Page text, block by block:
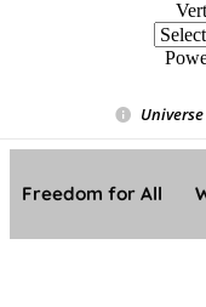
Freedom for All ❤️